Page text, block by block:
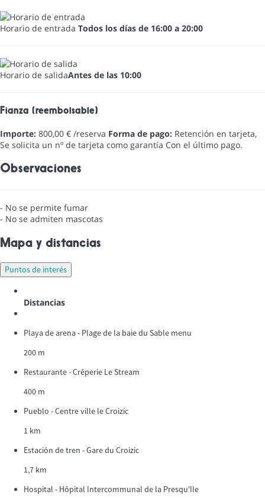
Horario de entrada Todos los días de 16:00 a 20:00
Horario de salidaAntes de las 10:00
Fianza (reembolsable)
Importe: 800,00 € /reserva Forma de pago: Retención en tarjeta,
Se solicita un nº de tarjeta como garantía Con el último pago.
Observaciones
- No se permite fumar
- No se admiten mascotas
Mapa y distancias
Puntos de interés
Distancias
Playa de arena - Plage de la baie du Sable menu
200 m
Restaurante - Crêperie Le Stream
400 m
Pueblo - Centre ville le Croizic
1 km
Estación de tren - Gare du Croizic
1,7 km
Hospital - Hôpital Intercommunal de la Presqu'Ile